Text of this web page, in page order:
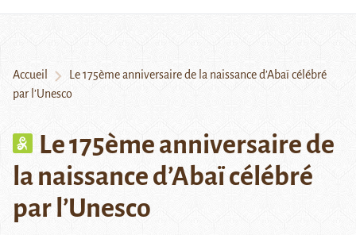
Accueil
Le 175ème anniversaire de la naissance d’Abaï célébré
par l’Unesco
Le 175ème anniversaire de
la naissance d’Abaï célébré
par l’Unesco